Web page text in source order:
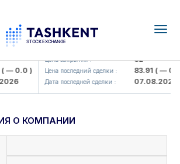
0.0 )
KFSK (<Kafolat sug'urta
Цена закрытия : 82
Цена последний сделки : 83.91( — 0.0 )
Дата последней сделки : 07.08.2026
О КОМПАНИИ